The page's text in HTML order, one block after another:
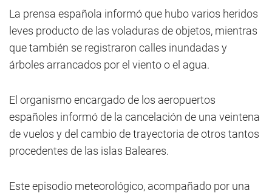
La prensa española informó que hubo varios heridos
leves producto de las voladuras de objetos, mientras
que también se registraron calles inundadas y
árboles arrancados por el viento o el agua.
El organismo encargado de los aeropuertos
españoles informó de la cancelación de una veintena
de vuelos y del cambio de trayectoria de otros tantos
procedentes de las islas Baleares.
Este episodio meteorológico, acompañado por una